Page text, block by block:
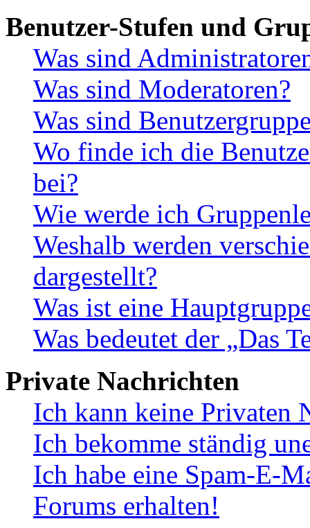
Benutzer-Stufen und
Was sind
Was sind Moderatoren?
Was sind
Wo finde ich die
bei?
Wie werde ich
Weshalb werden
dargestellt?
Was ist eine
Was bedeutet der „Das
Private Nachrichten
Ich kann keine Privaten
Ich bekomme ständig
Ich habe eine Spam-E-
Forums erhalten!